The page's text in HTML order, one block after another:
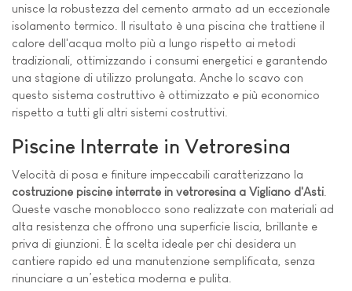
unisce la robustezza del cemento armato ad un eccezionale
isolamento termico. Il risultato è una piscina che trattiene il
calore dell'acqua molto più a lungo rispetto ai metodi
tradizionali, ottimizzando i consumi energetici e garantendo
una stagione di utilizzo prolungata. Anche lo scavo con
questo sistema costruttivo è ottimizzato e più economico
rispetto a tutti gli altri sistemi costruttivi.
Piscine Interrate in Vetroresina
Velocità di posa e finiture impeccabili caratterizzano la
costruzione piscine interrate in vetroresina a Vigliano d'Asti.
Queste vasche monoblocco sono realizzate con materiali ad
alta resistenza che offrono una superficie liscia, brillante e
priva di giunzioni. È la scelta ideale per chi desidera un
cantiere rapido ed una manutenzione semplificata, senza
rinunciare a un’estetica moderna e pulita.